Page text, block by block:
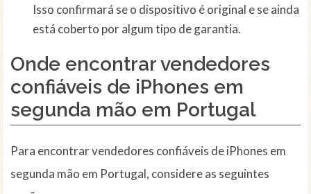
Isso confirmará se o dispositivo é original e se ainda
está coberto por algum tipo de garantia.
Onde encontrar vendedores
confiáveis de iPhones em
segunda mão em Portugal
Para encontrar vendedores confiáveis de iPhones em
segunda mão em Portugal, considere as seguintes